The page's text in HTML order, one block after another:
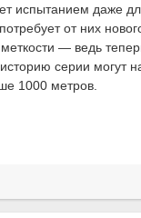
испытанием даже
от них
— ведь
серии могут
1000 метров.